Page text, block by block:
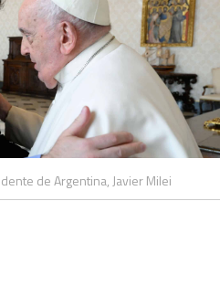
de Argentina, Javier Milei